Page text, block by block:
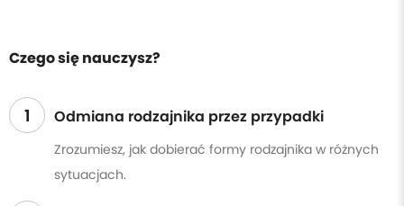
Czego się nauczysz?
1 Odmiana rodzajnika przez przypadki
Zrozumiesz, jak dobierać formy rodzajnika w różnych
sytuacjach.